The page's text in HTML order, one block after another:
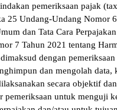
pemeriksaan pajak
25 Undang-Undang Nomor
dan Tata Cara
7 Tahun 2021 tentang
dengan pemeriksaan
dan mengolah data,
secara objektif
pemeriksaan untuk menguji